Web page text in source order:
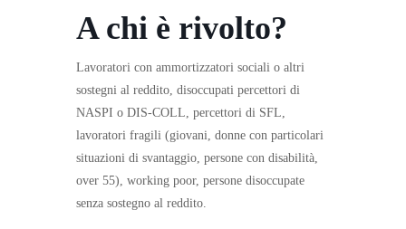
A chi è rivolto?
Lavoratori con ammortizzatori sociali o altri
sostegni al reddito, disoccupati percettori di
NASPI o DIS-COLL, percettori di SFL,
lavoratori fragili (giovani, donne con particolari
situazioni di svantaggio, persone con disabilità,
over 55), working poor, persone disoccupate
senza sostegno al reddito.